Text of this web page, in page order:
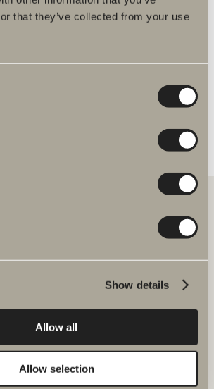
that they’ve collected from your use
Show details
Allow all
Allow selection
alt-text.
för hela badrummet. Från badrumsmöbler,